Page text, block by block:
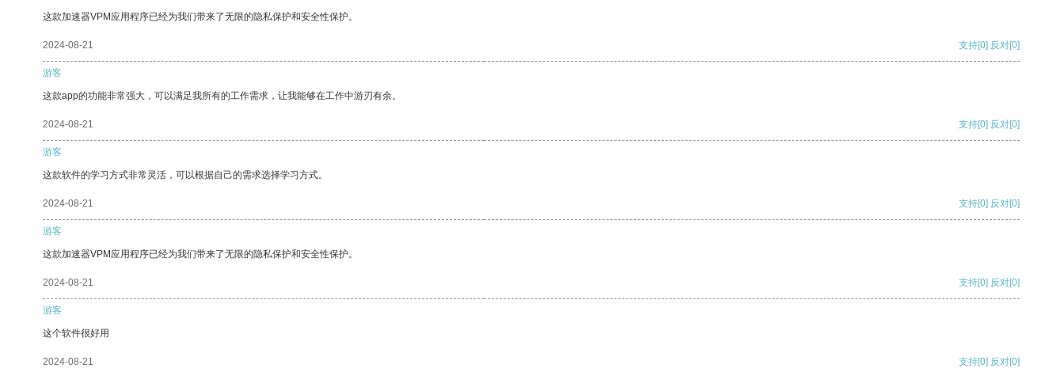
这款加速器VPM应用程序已经为我们带来了无限的隐私保护和安全性保护。
2024-08-21 支持[0] 反对[0]
游客
这款app的功能非常强大，可以满足我所有的工作需求，让我能够在工作中游刃有余。
2024-08-21 支持[0] 反对[0]
游客
这款软件的学习方式非常灵活，可以根据自己的需求选择学习方式。
2024-08-21 支持[0] 反对[0]
游客
这款加速器VPM应用程序已经为我们带来了无限的隐私保护和安全性保护。
2024-08-21 支持[0] 反对[0]
游客
这个软件很好用
2024-08-21 支持[0] 反对[0]